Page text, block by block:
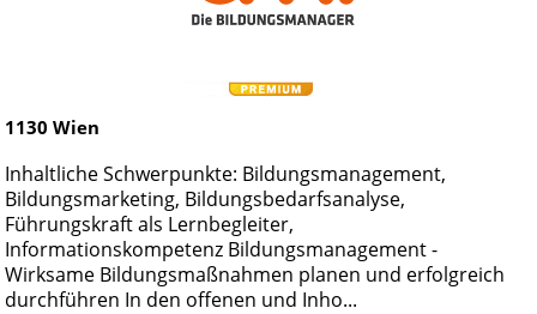
1130 Wien
Inhaltliche Schwerpunkte: Bildungsmanagement,
Bildungsmarketing, Bildungsbedarfsanalyse,
Führungskraft als Lernbegleiter,
Informationskompetenz Bildungsmanagement -
Wirksame Bildungsmaßnahmen planen und erfolgreich
durchführen In den offenen und Inho...